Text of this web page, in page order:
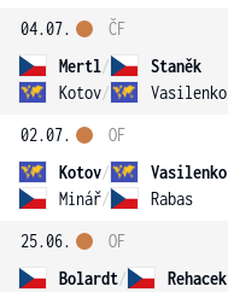
04.07.
Mertl/
Staněk
Kotov/ Vasilenko
ČF
02.07.
Kotov/
Vasilenko
Minář/ Rabas
OF
25.06.
Bolardt/
Rehacek
OF